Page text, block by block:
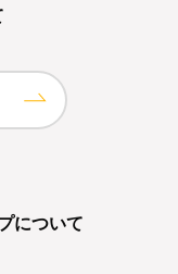
について